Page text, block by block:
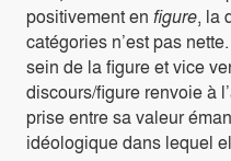
positivement en figure, la
catégories n’est pas
sein de la figure et vice
discours/figure renvoie à
prise entre sa valeur
idéologique dans lequel